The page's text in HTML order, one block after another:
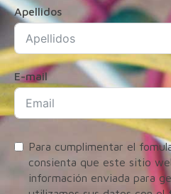
Apellidos
E-mail
Para cumplimentar el
consienta que este sitio
información enviada para